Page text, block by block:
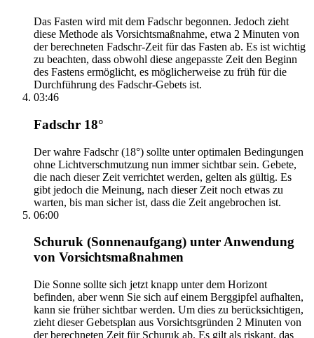
Das Fasten wird mit dem Fadschr begonnen. Jedoch zieht
diese Methode als Vorsichtsmaßnahme, etwa 2 Minuten von
der berechneten Fadschr-Zeit für das Fasten ab. Es ist wichtig
zu beachten, dass obwohl diese angepasste Zeit den Beginn
des Fastens ermöglicht, es möglicherweise zu früh für die
Durchführung des Fadschr-Gebets ist.
03:46
Fadschr 18°
Der wahre Fadschr (18°) sollte unter optimalen Bedingungen
ohne Lichtverschmutzung nun immer sichtbar sein. Gebete,
die nach dieser Zeit verrichtet werden, gelten als gültig. Es
gibt jedoch die Meinung, nach dieser Zeit noch etwas zu
warten, bis man sicher ist, dass die Zeit angebrochen ist.
06:00
Schuruk (Sonnenaufgang) unter Anwendung
von Vorsichtsmaßnahmen
Die Sonne sollte sich jetzt knapp unter dem Horizont
befinden, aber wenn Sie sich auf einem Berggipfel aufhalten,
kann sie früher sichtbar werden. Um dies zu berücksichtigen,
zieht dieser Gebetsplan aus Vorsichtsgründen 2 Minuten von
der berechneten Zeit für Schuruk ab. Es gilt als riskant, das